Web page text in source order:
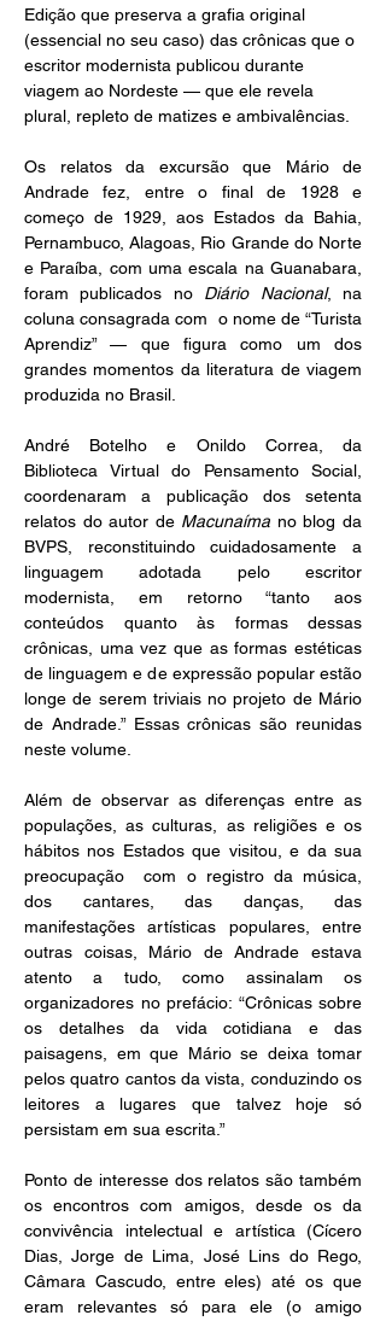
Edição que preserva a grafia original
(essencial no seu caso) das crônicas que o
escritor modernista publicou durante
viagem ao Nordeste — que ele revela
plural, repleto de matizes e ambivalências.
Os relatos da excursão que Mário de
Andrade fez, entre o final de 1928 e
começo de 1929, aos Estados da Bahia,
Pernambuco, Alagoas, Rio Grande do Norte
e Paraíba, com uma escala na Guanabara,
foram publicados no Diário Nacional, na
coluna consagrada com  o nome de “Turista
Aprendiz” — que figura como um dos
grandes momentos da literatura de viagem
produzida no Brasil.
André Botelho e Onildo Correa, da
Biblioteca Virtual do Pensamento Social,
coordenaram a publicação dos setenta
relatos do autor de Macunaíma no blog da
BVPS, reconstituindo cuidadosamente a
linguagem adotada pelo escritor
modernista, em retorno “tanto aos
conteúdos quanto às formas dessas
crônicas, uma vez que as formas estéticas
de linguagem e de expressão popular estão
longe de serem triviais no projeto de Mário
de Andrade.” Essas crônicas são reunidas
neste volume.
Além de observar as diferenças entre as
populações, as culturas, as religiões e os
hábitos nos Estados que visitou, e da sua
preocupação  com o registro da música,
dos cantares, das danças, das
manifestações artísticas populares, entre
outras coisas, Mário de Andrade estava
atento a tudo, como assinalam os
organizadores no prefácio: “Crônicas sobre
os detalhes da vida cotidiana e das
paisagens, em que Mário se deixa tomar
pelos quatro cantos da vista, conduzindo os
leitores a lugares que talvez hoje só
persistam em sua escrita.”
Ponto de interesse dos relatos são também
os encontros com amigos, desde os da
convivência intelectual e artística (Cícero
Dias, Jorge de Lima, José Lins do Rego,
Câmara Cascudo, entre eles) até os que
eram relevantes só para ele (o amigo